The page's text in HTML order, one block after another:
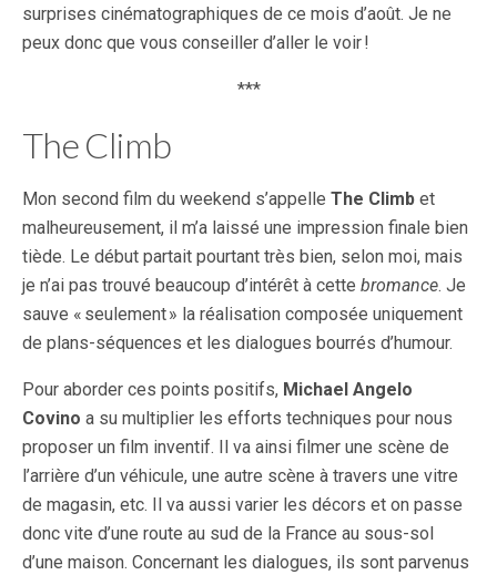
surprises cinématographiques de ce mois d’août. Je ne
peux donc que vous conseiller d’aller le voir !
***
The Climb
Mon second film du weekend s’appelle The Climb et
malheureusement, il m’a laissé une impression finale bien
tiède. Le début partait pourtant très bien, selon moi, mais
je n’ai pas trouvé beaucoup d’intérêt à cette bromance. Je
sauve « seulement » la réalisation composée uniquement
de plans-séquences et les dialogues bourrés d’humour.
Pour aborder ces points positifs, Michael Angelo
Covino a su multiplier les efforts techniques pour nous
proposer un film inventif. Il va ainsi filmer une scène de
l’arrière d’un véhicule, une autre scène à travers une vitre
de magasin, etc. Il va aussi varier les décors et on passe
donc vite d’une route au sud de la France au sous-sol
d’une maison. Concernant les dialogues, ils sont parvenus